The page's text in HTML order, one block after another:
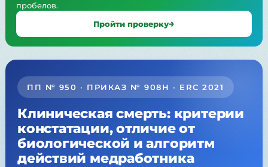
пробелов.
Пройти проверку
ПП № 950 · ПРИКАЗ № 908Н · ERC 2021
Клиническая смерть: критерии
констатации, отличие от
биологической и алгоритм
действий медработника